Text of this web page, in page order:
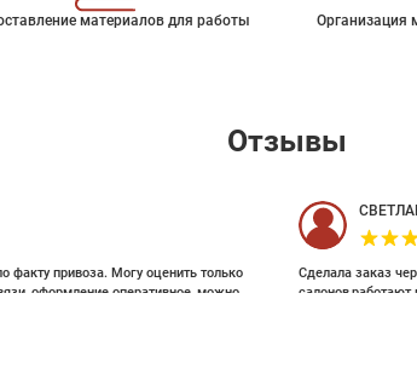
материалов для работы Организация
Отзывы
факту привоза. Могу оценить только
оформление оперативное, можно
Сделала заказ